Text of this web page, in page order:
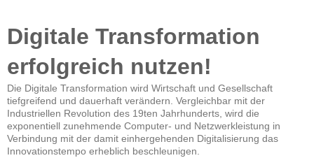
Digitale Transformation
erfolgreich nutzen!
Die Digitale Transformation wird Wirtschaft und Gesellschaft
tiefgreifend und dauerhaft verändern. Vergleichbar mit der
Industriellen Revolution des 19ten Jahrhunderts, wird die
exponentiell zunehmende Computer- und Netzwerkleistung in
Verbindung mit der damit einhergehenden Digitalisierung das
Innovationstempo erheblich beschleunigen.